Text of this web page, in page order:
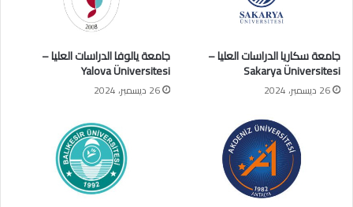
جامعة سكاريا الدراسات العليا –
Sakarya Üniversitesi
26 ديسمبر، 2024
جامعة يالوفا الدراسات العليا –
Yalova Üniversitesi
26 ديسمبر، 2024